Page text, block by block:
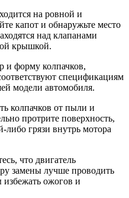
на ровной и
капот и обнаружьте место
над клапанами
крышкой.
и форму колпачков,
спецификациям
модели автомобиля.
колпачков от пыли и
протрите поверхность,
либо грязи внутрь мотора
что двигатель
замены лучше проводить
избежать ожогов и